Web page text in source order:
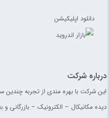
دانلود اپلیکیشن
درباره شرکت
این شرکت با بهره مندی از تجربه
دیده مکانیکال – الکترونیک – بازرگانی